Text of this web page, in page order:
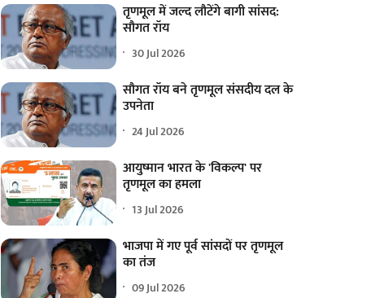
तृणमूल में जल्द लौटेंगे बागी सांसद:
सौगत रॉय
30 Jul 2026
सौगत रॉय बने तृणमूल संसदीय दल के
उपनेता
24 Jul 2026
आयुष्मान भारत के 'विकल्प' पर
तृणमूल का हमला
13 Jul 2026
भाजपा में गए पूर्व सांसदों पर तृणमूल
का तंज
09 Jul 2026